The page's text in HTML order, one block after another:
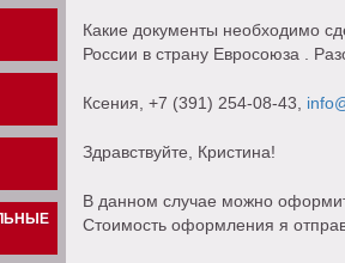
Какие документы необходимо
России в страну Евросоюза .
Ксения , +7 (391) 254-08-43,
Здравствуйте, Кристина!
В данном случае можно
Стоимость оформления я